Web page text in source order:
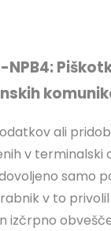
NPB4:
ali
v terminalski
samo
v to
izčrpno